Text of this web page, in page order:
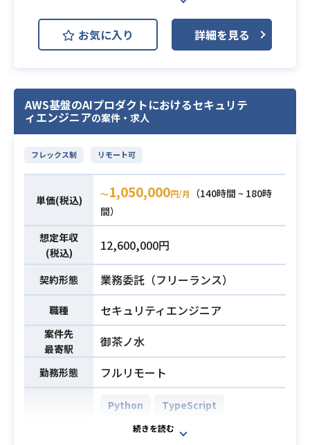
断やアーキテクチャの方向性を決定
し、周囲を牽引した3年以上の経験
・モダンなUIライブラリやフレーム
ワークを用いたコンポーネントの設
計、実装経験
・システムの応答性能や今後の拡張
行うためのパイプラインを構築した
経験
ンの設計・実装経験（堅牢性・セキ
ュリティ・非機能要件を考慮し、本
番運用・改善まで関与した経験）
・複雑なドメイン領域におけるデー
タ構造設計やコード再構築の経験
・AI駆動開発経験（業務内外を問わ
ず）
言語：Go, Ruby, TypeScript
FW：Ruby on Rails, React, Next.js
サーバ構成：AWS (ECS, EC2, Lamb
ミドルウェア：RDS/Aurora, Dynam
oDB, GraphQL, Protocol Buffers, S
wagger
開発ツール：Git, GitHub, CircleCI,
GitHub Actions, CodeBuild, Claude
Code, GitHub Copilot, Devin, Gemi
ni
その他ツール：Slack, Notion, Goog
le Workspace
必須スキル
・Goを用いたWebアプリケーション
やAPIの開発、運用経験3年以上
・Reactを用いたWebアプリケーシ
ョンの開発、運用経験3年以上
・データベースに関する知識とSQL
の利用経験3年以上
・AWSやGCPなどクラウド環境の利
用経験3年以上
・Dockerなどのコンテナ技術の基本
的な知識と利用経験1年以上
・自社サービス開発における実務経
Microsoft Excel
見積書系プロダクトにおいて、Pyth
やAPI・ドメインロジックの開発を担
当していただきます。
また、pandasを用いた見積書データ
の構造化や前処理、自然言語処理を
取り入れたモデル・UXの改善など、
機械学習周辺の業務からリファクタ
リングにいたるまで幅広く携わって
いただきます。
※詳細は面談時にお伝えいたしま
す。
・Pythonを用いたバックエンド開
発、およびWeb APIの設計・実装経
験
・pandasを用いた表形式データ（CS
V、Excel、型変換、欠損処理、正規
化、バリデーションなど）の複雑な
前処理経験
・自然言語処理（NLP）・テキスト
処理（分類、抽出、検索、表記ゆれ
処理など）を用いたプロダクト開発
お気に入り 詳細を見る
AWS基盤のAIプロダクトにおけるセキュリテ
ィエンジニアの案件・求人
フレックス制 リモート可
単価(税込) 〜1,050,000円/月
（140時間 ~ 180時
間）
想定年収
(税込)
12,600,000円
契約形態 業務委託（フリーランス）
職種 セキュリティエンジニア
案件先
最寄駅
御茶ノ水
勤務形態 フルリモート
Python
TypeScript
PostgreSQL